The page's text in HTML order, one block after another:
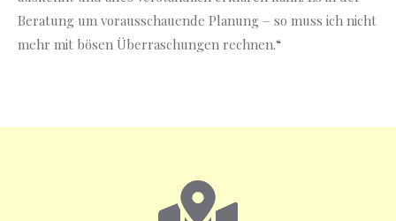
Beratung um vorausschauende Planung – so muss ich nicht
mehr mit bösen Überraschungen rechnen.“